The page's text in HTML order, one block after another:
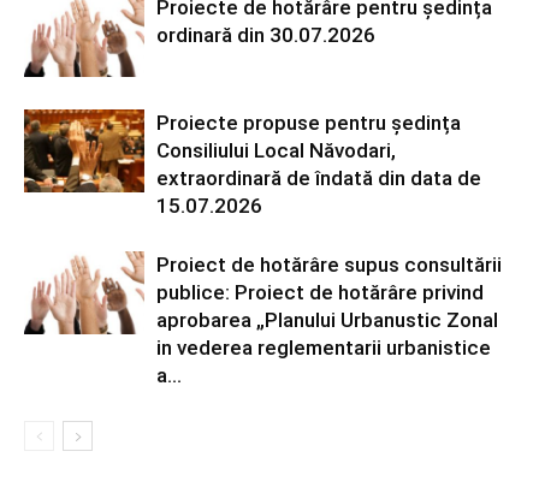
Proiecte de hotărâre pentru ședința
ordinară din 30.07.2026
Proiecte propuse pentru ședința
Consiliului Local Năvodari,
extraordinară de îndată din data de
15.07.2026
Proiect de hotărâre supus consultării
publice: Proiect de hotărâre privind
aprobarea „Planului Urbanustic Zonal
in vederea reglementarii urbanistice
a...